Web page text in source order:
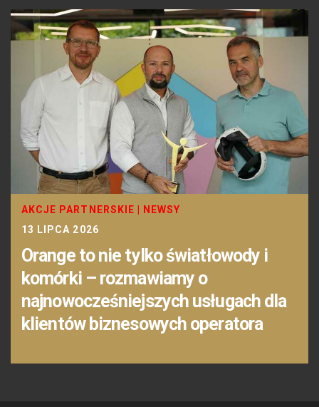
AKCJE PARTNERSKIE
NEWSY
13 LIPCA 2026
Orange to nie tylko światłowody i
komórki – rozmawiamy o
najnowocześniejszych usługach dla
klientów biznesowych operatora